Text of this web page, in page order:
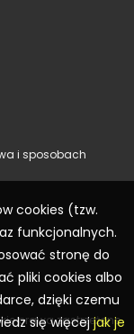
i sposobach
prawa zastrzeżone
cookies (tzw.
funkcjonalnych.
stronę do
pliki cookies albo
dzięki czemu
się więcejjak je